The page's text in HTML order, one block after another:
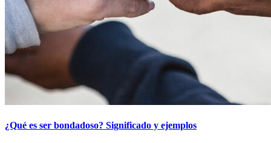
¿Qué es ser bondadoso? Significado y ejemplos